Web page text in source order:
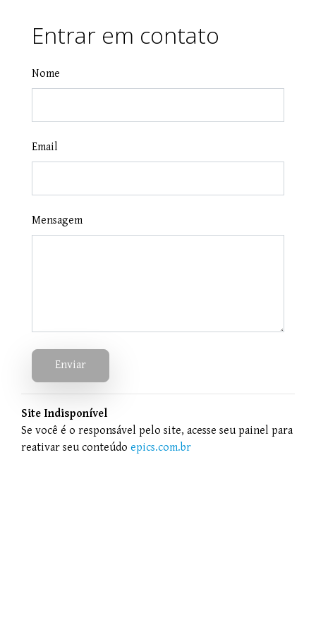
Entrar em contato
Nome
Email
Mensagem
Enviar
Site Indisponível
Se você é o responsável pelo site, acesse seu painel para
reativar seu conteúdo epics.com.br